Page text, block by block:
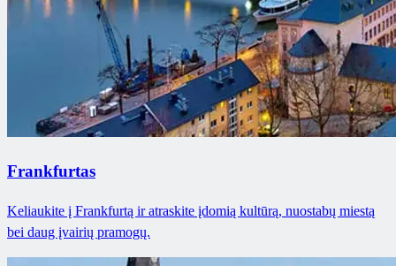
Frankfurtas
Keliaukite į Frankfurtą ir atraskite įdomią kultūrą, nuostabų miestą
bei daug įvairių pramogų.